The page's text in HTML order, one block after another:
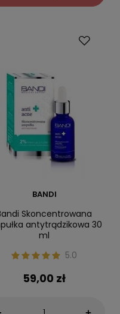
BANDI
Skoncentrowana
antytrądzikowa 30
ml
5.0
59,00 zł